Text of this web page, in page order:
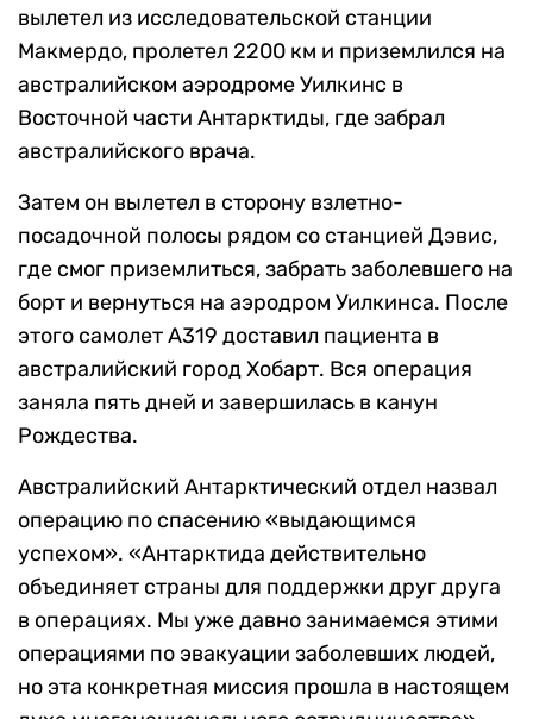
вылетел из исследовательской станции
Макмердо, пролетел 2200 км и приземлился на
австралийском аэродроме Уилкинс в
Восточной части Антарктиды, где забрал
австралийского врача.
Затем он вылетел в сторону взлетно-
посадочной полосы рядом со станцией Дэвис,
где смог приземлиться, забрать заболевшего на
борт и вернуться на аэродром Уилкинса. После
этого самолет А319 доставил пациента в
австралийский город Хобарт. Вся операция
заняла пять дней и завершилась в канун
Рождества.
Австралийский Антарктический отдел назвал
операцию по спасению «выдающимся
успехом». «Антарктида действительно
объединяет страны для поддержки друг друга
в операциях. Мы уже давно занимаемся этими
операциями по эвакуации заболевших людей,
но эта конкретная миссия прошла в настоящем